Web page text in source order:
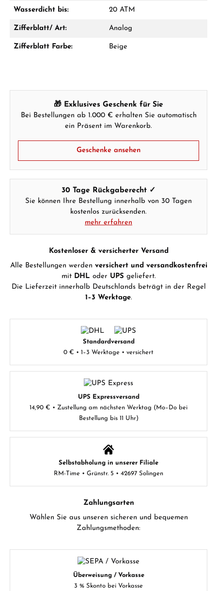
GESCHENKE ANSEHEN
Wasserdicht bis: 20 ATM
Zifferblatt/ Art: Analog
Zifferblatt Farbe: Beige
🎁 Exklusives Geschenk für Sie
Bei Bestellungen ab 1.000 € erhalten Sie automatisch
ein Präsent im Warenkorb.
Geschenke ansehen
30 Tage Rückgaberecht ✓
Sie können Ihre Bestellung innerhalb von 30 Tagen
kostenlos zurücksenden.
mehr erfahren
Kostenloser & versicherter Versand
Alle Bestellungen werden versichert und versandkostenfrei
mit DHL oder UPS geliefert.
Die Lieferzeit innerhalb Deutschlands beträgt in der Regel
1–3 Werktage.
Standardversand
0 € • 1–3 Werktage • versichert
UPS Expressversand
14,90 € • Zustellung am nächsten Werktag (Mo–Do bei
Bestellung bis 11 Uhr)
Selbstabholung in unserer Filiale
RM-Time • Grünstr. 5 • 42697 Solingen
Zahlungsarten
Wählen Sie aus unseren sicheren und bequemen
Zahlungsmethoden:
Überweisung / Vorkasse
3 % Skonto bei Vorkasse